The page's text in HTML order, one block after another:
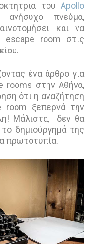
του Apollo
πνεύμα,
και να
escape room στις
ένα άρθρο για
rooms στην Αθήνα,
ότι η αναζήτηση
room ξεπερνά την
Μάλιστα, δεν θα
δημιούργημά της
πρωτοτυπία.